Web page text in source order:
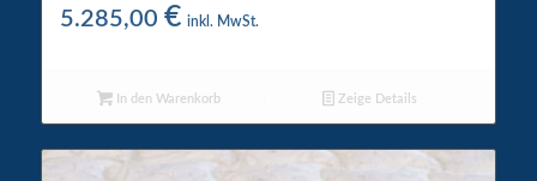
5.285,00 € inkl. MwSt.
In den Warenkorb Zeige Details